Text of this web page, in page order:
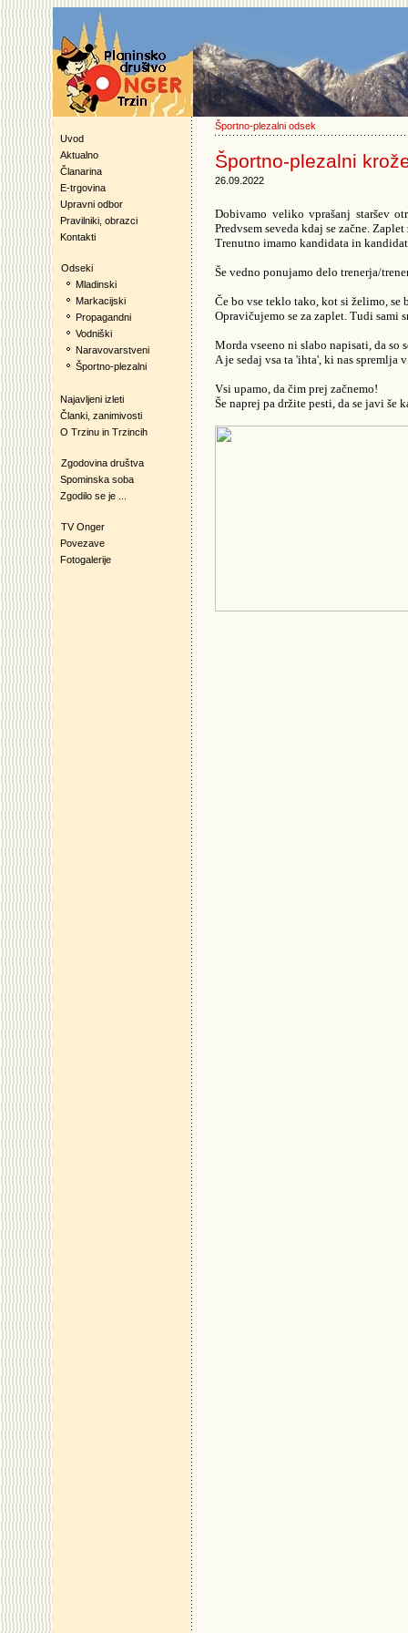
Uvod
Aktualno
Članarina
E-trgovina
Upravni odbor
Pravilniki, obrazci
Kontakti
Odseki
Mladinski
Markacijski
Propagandni
Vodniški
Naravovarstveni
Športno-plezalni
Najavljeni izleti
Članki, zanimivosti
O Trzinu in Trzincih
Zgodovina društva
Spominska soba
Zgodilo se je ...
TV Onger
Povezave
Fotogalerije
Športno-plezalni odsek
Športno-plezalni
26.09.2022
Dobivamo veliko vprašanj staršev
Predvsem seveda kdaj se začne. Zaplet
Trenutno imamo kandidata in
Še vedno ponujamo delo trenerja/
Če bo vse teklo tako, kot si želimo, se
Opravičujemo se za zaplet. Tudi sami
Morda vseeno ni slabo napisati, da so
A je sedaj vsa ta 'ihta', ki nas
Vsi upamo, da čim prej začnemo!
Še naprej pa držite pesti, da se javi še